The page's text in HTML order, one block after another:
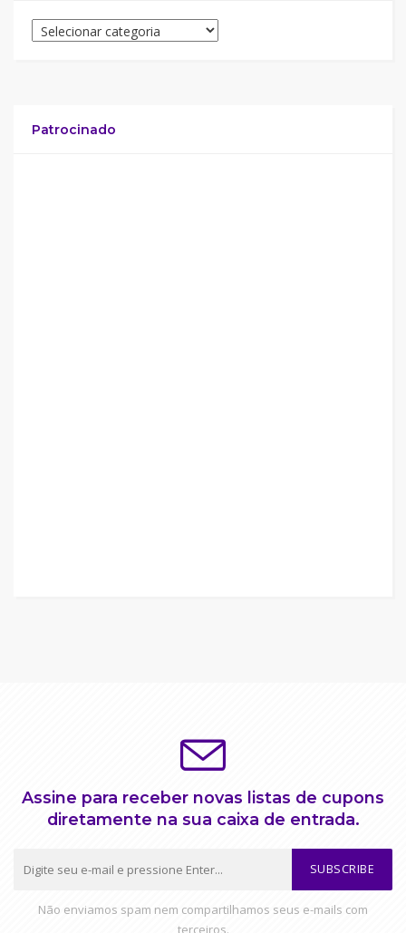
Patrocinado
Assine para receber novas listas de cupons
diretamente na sua caixa de entrada.
SUBSCRIBE
Não enviamos spam nem compartilhamos seus e-mails com
terceiros.